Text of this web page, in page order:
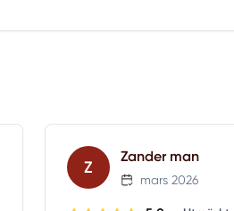
Z
Zander man
mars 2026